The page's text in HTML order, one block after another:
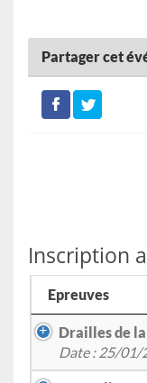
Partager cet
Inscription
Epreuves
Drailles de
Date : 25/01/